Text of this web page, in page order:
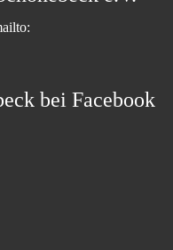
bei Facebook